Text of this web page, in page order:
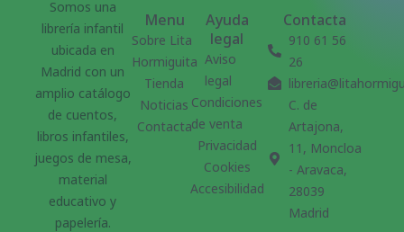
Somos una
librería infantil
ubicada en
Madrid con un
amplio catálogo
de cuentos,
libros infantiles,
juegos de mesa,
material
educativo y
papelería.
Menu
Sobre Lita
Hormiguita
Tienda
Noticias
Contacta
Ayuda
legal
Aviso
legal
Condiciones
de venta
Privacidad
Cookies
Accesibilidad
Contacta
910 61 56
26
C. de
Artajona,
11, Moncloa
- Aravaca,
28039
Madrid